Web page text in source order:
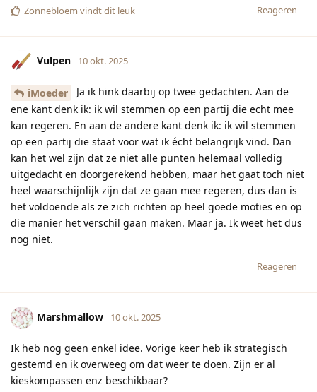
Reageren
Zonnebloem vindt dit leuk
Vulpen 10 okt. 2025
iMoeder
Ja ik hink daarbij op twee gedachten. Aan de
ene kant denk ik: ik wil stemmen op een partij die echt mee
kan regeren. En aan de andere kant denk ik: ik wil stemmen
op een partij die staat voor wat ik écht belangrijk vind. Dan
kan het wel zijn dat ze niet alle punten helemaal volledig
uitgedacht en doorgerekend hebben, maar het gaat toch niet
heel waarschijnlijk zijn dat ze gaan mee regeren, dus dan is
het voldoende als ze zich richten op heel goede moties en op
die manier het verschil gaan maken. Maar ja. Ik weet het dus
nog niet.
Reageren
Marshmallow 10 okt. 2025
Ik heb nog geen enkel idee. Vorige keer heb ik strategisch
gestemd en ik overweeg om dat weer te doen. Zijn er al
kieskompassen enz beschikbaar?